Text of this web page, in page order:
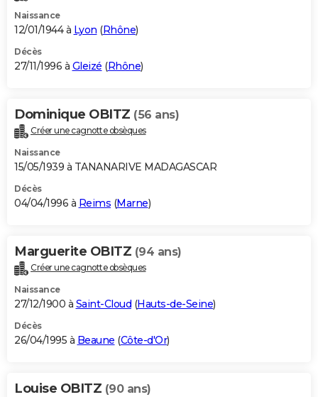
Naissance
12/01/1944 à Lyon (Rhône)
Décès
27/11/1996 à Gleizé (Rhône)
Dominique OBITZ (56 ans)
Créer une cagnotte obsèques
Naissance
15/05/1939 à TANANARIVE MADAGASCAR
Décès
04/04/1996 à Reims (Marne)
Marguerite OBITZ (94 ans)
Créer une cagnotte obsèques
Naissance
27/12/1900 à Saint-Cloud (Hauts-de-Seine)
Décès
26/04/1995 à Beaune (Côte-d'Or)
Louise OBITZ (90 ans)